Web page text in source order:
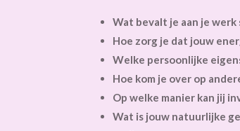
Wat bevalt je aan je
Hoe zorg je dat jouw
Welke persoonlijke
Hoe kom je over op
Op welke manier kan jij
Wat is jouw natuurlijke